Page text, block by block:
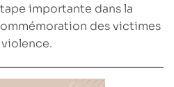
importante dans la
des victimes